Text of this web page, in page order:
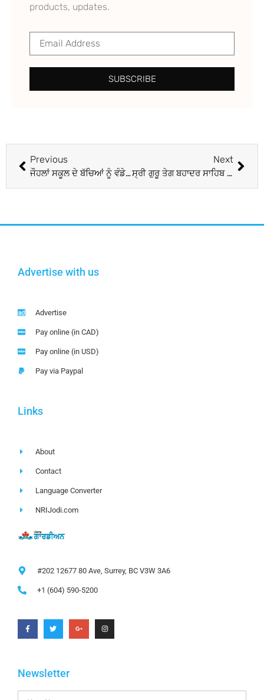
products, updates.
SUBSCRIBE
Previous
ਜੌਹਲਾਂ ਸਕੂਲ ਦੇ ਬੱਚਿਆਂ ਨੂੰ ਵੰਡੇ ਬੂਟ
Next
ਸ੍ਰੀ ਗੁਰੂ ਤੇਗ ਬਹਾਦਰ ਸਾਹਿਬ ਜੀ ਦੀ ਸ਼ਹੀਦੀ ਦਿਹਾੜਾ ਮਨਾਇਆ
Advertise with us
Advertise
Pay online (in CAD)
Pay online (in USD)
Pay via Paypal
Links
About
Contact
Language Converter
NRIJodi.com
#202 12677 80 Ave, Surrey, BC V3W 3A6
+1 (604) 590-5200
Newsletter